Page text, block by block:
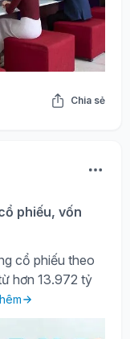
Chia sẻ
phiếu, vốn
cổ phiếu theo
hơn 13.972 tỷ